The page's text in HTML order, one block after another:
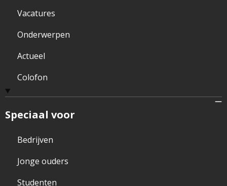
Vacatures
Onderwerpen
Actueel
Colofon
Speciaal voor
Bedrijven
Jonge ouders
Studenten